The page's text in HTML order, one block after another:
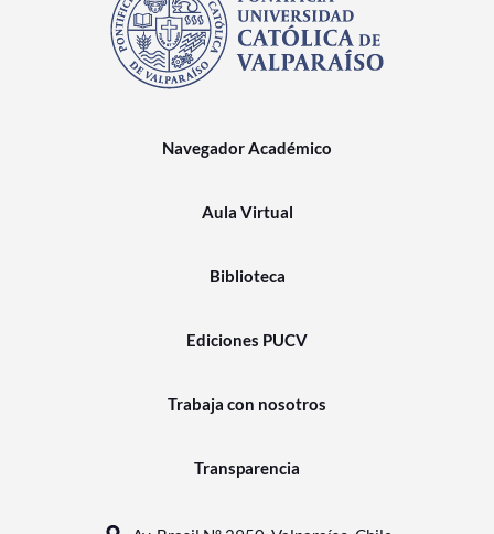
Navegador Académico
Aula Virtual
Biblioteca
Ediciones PUCV
Trabaja con nosotros
Transparencia